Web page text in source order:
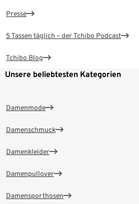
Presse
5 Tassen täglich – der Tchibo Podcast
Tchibo Blog
Unsere beliebtesten Kategorien
Damenmode
Damenschmuck
Damenkleider
Damenpullover
Damensporthosen